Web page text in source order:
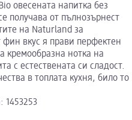
овесената напитка без
получава от пълнозърнест
на Naturland за
вкус я прави перфектен
кремообразна нотка на
с естествената си сладост.
в топлата кухня, било то
1453253